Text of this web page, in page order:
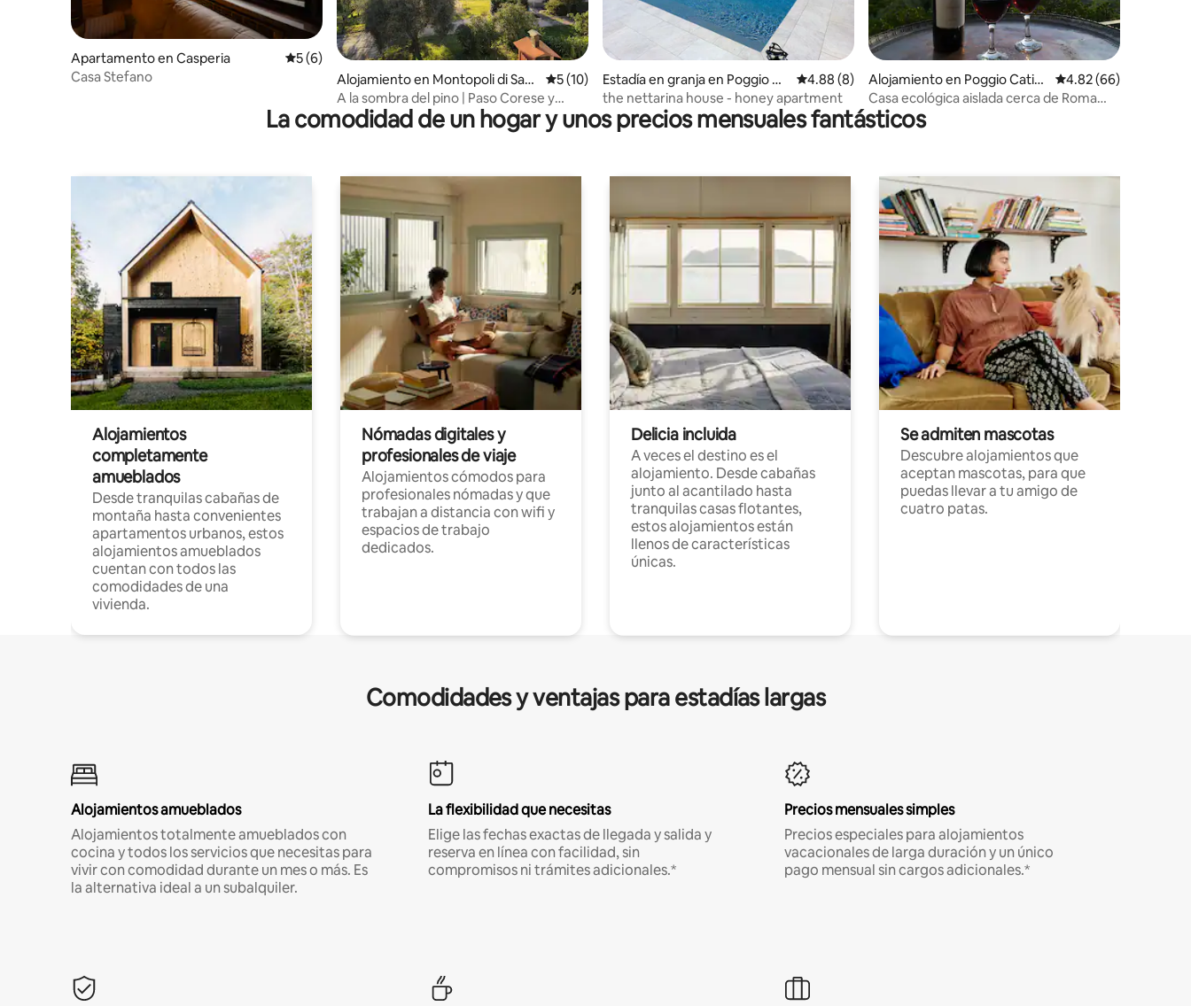
Apartamento en Casperia Calificación promedio: 5 de 5, 6 reseñas
5 (6)
Casa Stefano
Alojamiento en Montopoli di Sabi
na
Calificación promedio: 5 de 5, 10 reseñas
5 (10)
A la sombra del pino | Paso Corese y
Fiano Romano
Estadía en granja en Poggio Mi
rteto
Calificación promedio: 4.88 de 5, 8 reseñas
4.88 (8)
the nettarina house - honey apartment
Alojamiento en Poggio Catin
o
Calificación
4.82 (66)
Casa ecológica aislada cerca de Roma
con magníficas vistas y punto de carga
EV
La comodidad de un hogar y unos precios mensuales fantásticos
Alojamientos
completamente
amueblados
Desde tranquilas cabañas de
montaña hasta convenientes
apartamentos urbanos, estos
alojamientos amueblados
cuentan con todos las
comodidades de una
vivienda.
Nómadas digitales y
profesionales de viaje
Alojamientos cómodos para
profesionales nómadas y que
trabajan a distancia con wifi y
espacios de trabajo
dedicados.
Delicia incluida
A veces el destino es el
alojamiento. Desde cabañas
junto al acantilado hasta
tranquilas casas flotantes,
estos alojamientos están
llenos de características
únicas.
Se admiten mascotas
Descubre alojamientos que
aceptan mascotas, para que
puedas llevar a tu amigo de
cuatro patas.
Comodidades y ventajas para estadías largas
Alojamientos amueblados
Alojamientos totalmente amueblados con
cocina y todos los servicios que necesitas para
vivir con comodidad durante un mes o más. Es
la alternativa ideal a un subalquiler.
La flexibilidad que necesitas
Elige las fechas exactas de llegada y salida y
reserva en línea con facilidad, sin
compromisos ni trámites adicionales.*
Precios mensuales simples
Precios especiales para alojamientos
vacacionales de larga duración y un único
pago mensual sin cargos adicionales.*